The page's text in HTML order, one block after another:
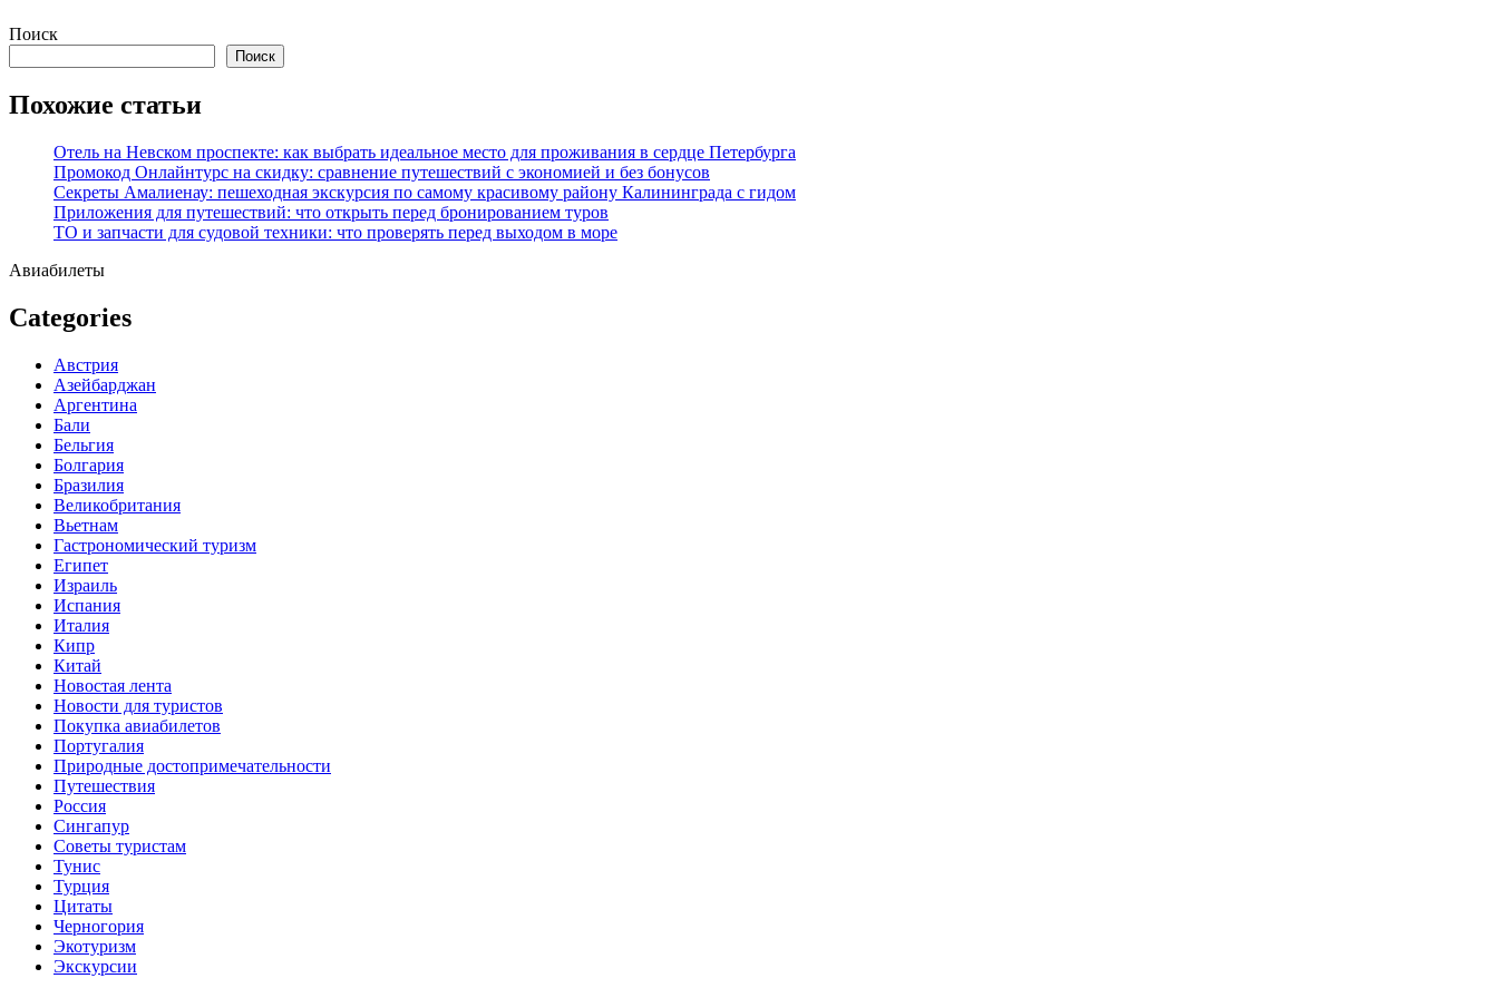
Перейти
содержимому
Поиск
Поиск
Похожие статьи
Отель на Невском проспекте: как выбрать идеальное место для проживания в сердце Петербурга
Промокод Онлайнтурс на скидку: сравнение путешествий с экономией и без бонусов
Секреты Амалиенау: пешеходная экскурсия по самому красивому району Калининграда с гидом
Приложения для путешествий: что открыть перед бронированием туров
ТО и запчасти для судовой техники: что проверять перед выходом в море
Авиабилеты
Categories
Австрия
Азейбарджан
Аргентина
Бали
Бельгия
Болгария
Бразилия
Великобритания
Вьетнам
Гастрономический туризм
Египет
Израиль
Испания
Италия
Кипр
Китай
Новостая лента
Новости для туристов
Покупка авиабилетов
Португалия
Природные достопримечательности
Путешествия
Россия
Сингапур
Советы туристам
Тунис
Турция
Цитаты
Черногория
Экотуризм
Экскурсии